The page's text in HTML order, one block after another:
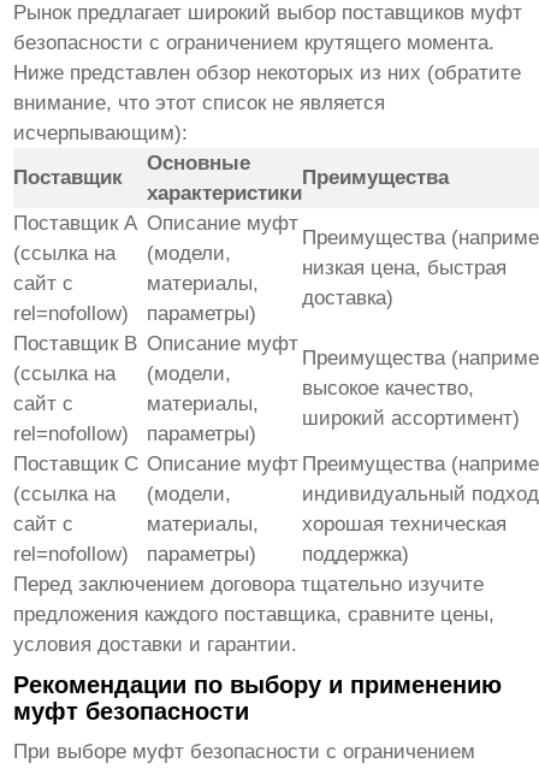
Рынок предлагает широкий выбор поставщиков муфт
безопасности с ограничением крутящего момента.
Ниже представлен обзор некоторых из них (обратите
внимание, что этот список не является
исчерпывающим):
Поставщик
Основные
характеристики
Преимущества
Поставщик A
(ссылка на
сайт с
rel=nofollow)
Описание муфт
(модели,
материалы,
параметры)
Преимущества
низкая цена, быстрая
доставка)
Поставщик B
(ссылка на
сайт с
rel=nofollow)
Описание муфт
(модели,
материалы,
параметры)
Преимущества
высокое качество,
широкий ассортимент)
Поставщик C
(ссылка на
сайт с
rel=nofollow)
Описание муфт
(модели,
материалы,
параметры)
Преимущества
индивидуальный
хорошая техническая
поддержка)
Перед заключением договора тщательно изучите
предложения каждого поставщика, сравните цены,
условия доставки и гарантии.
Рекомендации по выбору и применению
муфт безопасности
При выборе муфт безопасности с ограничением